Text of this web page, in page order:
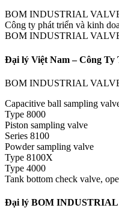
BOM INDUSTRIAL
Công ty phát triển và kinh
BOM INDUSTRIAL
Đại lý Việt Nam – Công
BOM INDUSTRIAL
Capacitive ball sampling
Type 8000
Piston sampling valve
Series 8100
Powder sampling valve
Type 8100X
Type 4000
Tank bottom check valve,
Đại lý BOM INDUSTRIAL